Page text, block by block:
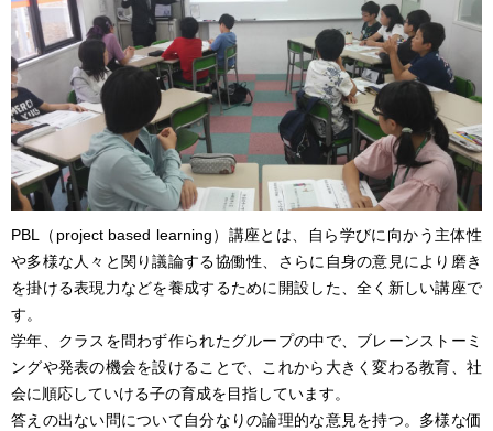
PBL（project based learning）講座とは、自ら学びに向かう主体性
や多様な人々と関り議論する協働性、さらに自身の意見により磨き
を掛ける表現力などを養成するために開設した、全く新しい講座で
す。
学年、クラスを問わず作られたグループの中で、ブレーンストーミ
ングや発表の機会を設けることで、これから大きく変わる教育、社
会に順応していける子の育成を目指しています。
答えの出ない問について自分なりの論理的な意見を持つ。多様な価